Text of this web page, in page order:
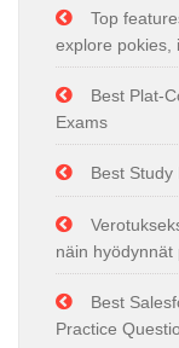
Top
explore pokies,
Best Plat-
Exams
Best
näin
Best
Practice